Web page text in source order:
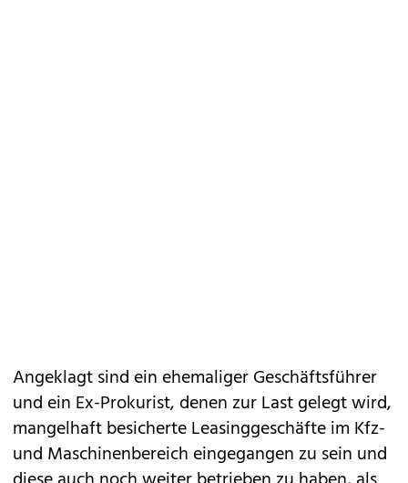
Angeklagt sind ein ehemaliger Geschäftsführer
und ein Ex-Prokurist, denen zur Last gelegt wird,
mangelhaft besicherte Leasinggeschäfte im Kfz-
und Maschinenbereich eingegangen zu sein und